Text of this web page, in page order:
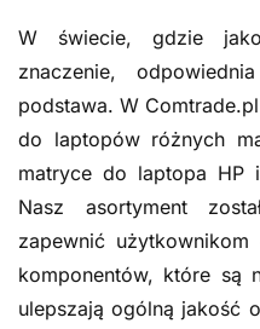
W świecie, gdzie
znaczenie,
podstawa. W
do laptopów różnych
matryce do laptopa HP
Nasz asortyment
zapewnić
komponentów, które są
ulepszają ogólną jakość